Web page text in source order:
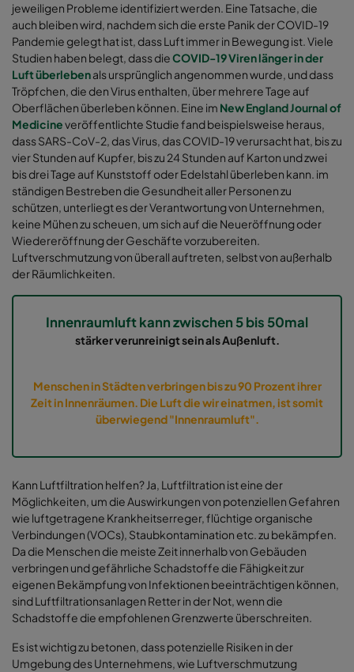
jeweiligen Probleme identifiziert werden. Eine Tatsache, die
auch bleiben wird, nachdem sich die erste Panik der COVID-19
Pandemie gelegt hat ist, dass Luft immer in Bewegung ist. Viele
Studien haben belegt, dass dieCOVID-19 Viren länger in der
Luft überlebenals ursprünglich angenommen wurde, und dass
Tröpfchen, die den Virus enthalten, über mehrere Tage auf
Oberflächen überleben können. Eine im New England Journal of
Medicineveröffentlichte Studie fand beispielsweise heraus,
dass SARS-CoV-2, das Virus, das COVID-19 verursacht hat, bis zu
vier Stunden auf Kupfer, bis zu 24 Stunden auf Karton und zwei
bis drei Tage auf Kunststoff oder Edelstahl überleben kann. im
ständigen Bestreben die Gesundheit aller Personen zu
schützen, unterliegt es der Verantwortung von Unternehmen,
keine Mühen zu scheuen, um sich auf die Neueröffnung oder
Wiedereröffnung der Geschäfte vorzubereiten.
Luftverschmutzung von überall auftreten, selbst von außerhalb
der Räumlichkeiten.
Innenraumluft kann zwischen 5 bis 50mal
stärker verunreinigt sein als Außenluft.
Menschen in Städten verbringen bis zu 90 Prozent ihrer
Zeit in Innenräumen. Die Luft die wir einatmen, ist somit
überwiegend "Innenraumluft".
Kann Luftfiltration helfen? Ja, Luftfiltration ist eine der
Möglichkeiten, um die Auswirkungen von potenziellen Gefahren
wie luftgetragene Krankheitserreger, flüchtige organische
Verbindungen (VOCs), Staubkontamination etc. zu bekämpfen.
Da die Menschen die meiste Zeit innerhalb von Gebäuden
verbringen und gefährliche Schadstoffe die Fähigkeit zur
eigenen Bekämpfung von Infektionen beeinträchtigen können,
sind Luftfiltrationsanlagen Retter in der Not, wenn die
Schadstoffe die empfohlenen Grenzwerte überschreiten.
Es ist wichtig zu betonen, dass potenzielle Risiken in der
Umgebung des Unternehmens, wie Luftverschmutzung